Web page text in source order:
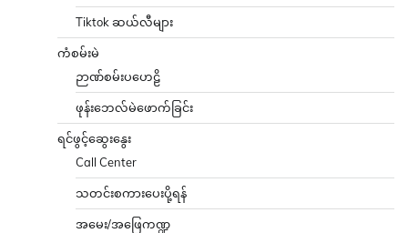
Tiktok ဆယ်လီများ
ကံစမ်းမဲ
ဉာဏ်စမ်းပဟေဠိ
ဖုန်းဘေလ်မဲဖောက်ခြင်း
ရင်ဖွင့်ဆွေးနွေး
Call Center
သတင်းစကားပေးပို့ရန်
အမေး/အဖြေကဏ္ဍ